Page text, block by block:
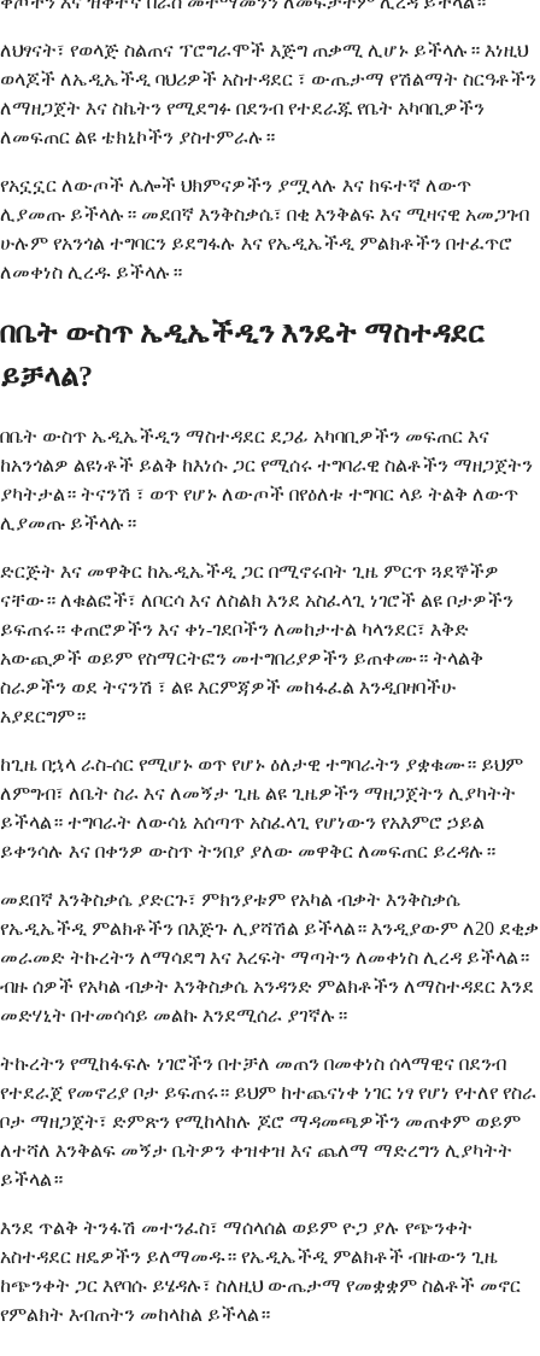
ለህፃናት፣ የወላጅ ስልጠና ፕሮግራሞች እጅግ ጠቃሚ ሊሆኑ ይችላሉ። እነዚህ
ወላጆች ለኤዲኤችዲ ባህሪዎች አስተዳደር ፣ ውጤታማ የሽልማት ስርዓቶችን
ለማዘጋጀት እና ስኬትን የሚደግፉ በደንብ የተደራጁ የቤት አካባቢዎችን
ለመፍጠር ልዩ ቴክኒኮችን ያስተምራሉ።
የአኗኗር ለውጦች ሌሎች ህክምናዎችን ያሟላሉ እና ከፍተኛ ለውጥ
ሊያመጡ ይችላሉ። መደበኛ እንቅስቃሴ፣ በቂ እንቅልፍ እና ሚዛናዊ አመጋገብ
ሁሉም የአንጎል ተግባርን ይደግፋሉ እና የኤዲኤችዲ ምልክቶችን በተፈጥሮ
ለመቀነስ ሊረዱ ይችላሉ።
በቤት ውስጥ ኤዲኤችዲን እንዴት ማስተዳደር
ይቻላል?
በቤት ውስጥ ኤዲኤችዲን ማስተዳደር ደጋፊ አካባቢዎችን መፍጠር እና
ከአንጎልዎ ልዩነቶች ይልቅ ከእነሱ ጋር የሚሰሩ ተግባራዊ ስልቶችን ማዘጋጀትን
ያካትታል። ትናንሽ ፣ ወጥ የሆኑ ለውጦች በየዕለቱ ተግባር ላይ ትልቅ ለውጥ
ሊያመጡ ይችላሉ።
ድርጅት እና መዋቅር ከኤዲኤችዲ ጋር በሚኖሩበት ጊዜ ምርጥ ጓደኞችዎ
ናቸው። ለቁልፎች፣ ለቦርሳ እና ለስልክ እንደ አስፈላጊ ነገሮች ልዩ ቦታዎችን
ይፍጠሩ። ቀጠሮዎችን እና ቀነ-ገደቦችን ለመከታተል ካላንደር፣ እቅድ
አውጪዎች ወይም የስማርትፎን መተግበሪያዎችን ይጠቀሙ። ትላልቅ
ስራዎችን ወደ ትናንሽ ፣ ልዩ እርምጃዎች መከፋፈል እንዲበዛባችሁ
አያደርግም።
ከጊዜ በኋላ ራስ-ሰር የሚሆኑ ወጥ የሆኑ ዕለታዊ ተግባራትን ያቋቁሙ። ይህም
ለምግብ፣ ለቤት ስራ እና ለመኝታ ጊዜ ልዩ ጊዜዎችን ማዘጋጀትን ሊያካትት
ይችላል። ተግባራት ለውሳኔ አሰጣጥ አስፈላጊ የሆነውን የአእምሮ ኃይል
ይቀንሳሉ እና በቀንዎ ውስጥ ትንበያ ያለው መዋቅር ለመፍጠር ይረዳሉ።
መደበኛ እንቅስቃሴ ያድርጉ፣ ምክንያቱም የአካል ብቃት እንቅስቃሴ
የኤዲኤችዲ ምልክቶችን በእጅጉ ሊያሻሽል ይችላል። እንዲያውም ለ20 ደቂቃ
መራመድ ትኩረትን ለማሳደግ እና እረፍት ማጣትን ለመቀነስ ሊረዳ ይችላል።
ብዙ ሰዎች የአካል ብቃት እንቅስቃሴ አንዳንድ ምልክቶችን ለማስተዳደር እንደ
መድሃኒት በተመሳሳይ መልኩ እንደሚሰራ ያገኛሉ።
ትኩረትን የሚከፋፍሉ ነገሮችን በተቻለ መጠን በመቀነስ ሰላማዊና በደንብ
የተደራጀ የመኖሪያ ቦታ ይፍጠሩ። ይህም ከተጨናነቀ ነገር ነፃ የሆነ የተለየ የስራ
ቦታ ማዘጋጀት፣ ድምጽን የሚከላከሉ ጆሮ ማዳመጫዎችን መጠቀም ወይም
ለተሻለ እንቅልፍ መኝታ ቤትዎን ቀዝቀዝ እና ጨለማ ማድረግን ሊያካትት
ይችላል።
እንደ ጥልቅ ትንፋሽ መተንፈስ፣ ማሰላሰል ወይም ዮጋ ያሉ የጭንቀት
አስተዳደር ዘዴዎችን ይለማመዱ። የኤዲኤችዲ ምልክቶች ብዙውን ጊዜ
ከጭንቀት ጋር እየባሱ ይሄዳሉ፣ ስለዚህ ውጤታማ የመቋቋም ስልቶች መኖር
የምልክት እብጠትን መከላከል ይችላል።